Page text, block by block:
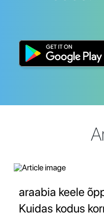
araabia keele
Kuidas kodus